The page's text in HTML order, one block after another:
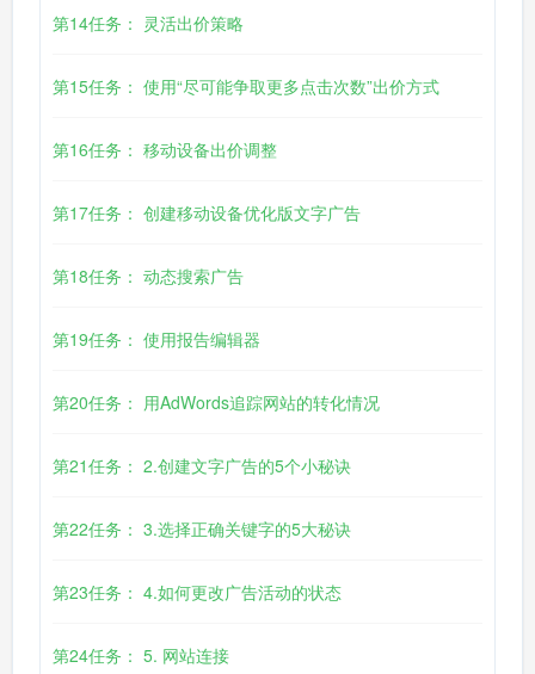
第14任务： 灵活出价策略
第15任务： 使用“尽可能争取更多点击次数”出价方式
第16任务： 移动设备出价调整
第17任务： 创建移动设备优化版文字广告
第18任务： 动态搜索广告
第19任务： 使用报告编辑器
第20任务： 用AdWords追踪网站的转化情况
第21任务： 2.创建文字广告的5个小秘诀
第22任务： 3.选择正确关键字的5大秘诀
第23任务： 4.如何更改广告活动的状态
第24任务： 5. 网站连接